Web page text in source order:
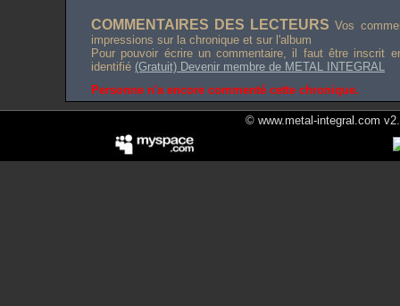
COMMENTAIRES DES LECTEURS Vos
impressions sur la chronique et sur l'album
Pour pouvoir écrire un commentaire, il faut être inscrit
identifié (Gratuit) Devenir membre de METAL INTEGRAL
Personne n'a encore commenté cette chronique.
© www.metal-integral.com